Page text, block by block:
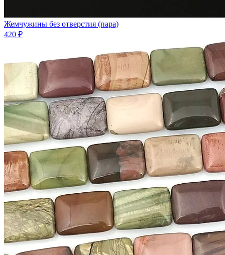
Жемчужины без отверстия (пара)
420 ₽